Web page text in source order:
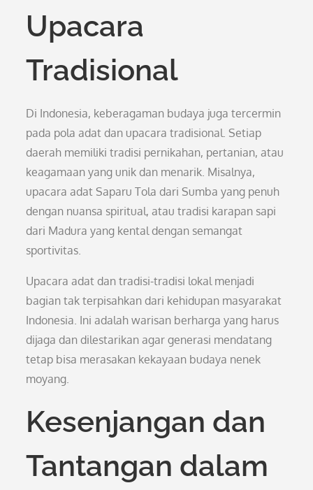
Upacara
Tradisional
Di Indonesia, keberagaman budaya juga tercermin
pada pola adat dan upacara tradisional. Setiap
daerah memiliki tradisi pernikahan, pertanian, atau
keagamaan yang unik dan menarik. Misalnya,
upacara adat Saparu Tola dari Sumba yang penuh
dengan nuansa spiritual, atau tradisi karapan sapi
dari Madura yang kental dengan semangat
sportivitas.
Upacara adat dan tradisi-tradisi lokal menjadi
bagian tak terpisahkan dari kehidupan masyarakat
Indonesia. Ini adalah warisan berharga yang harus
dijaga dan dilestarikan agar generasi mendatang
tetap bisa merasakan kekayaan budaya nenek
moyang.
Kesenjangan dan
Tantangan dalam